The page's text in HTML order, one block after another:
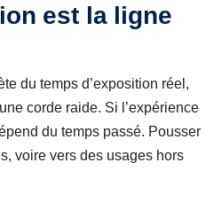
est la ligne
du temps d’exposition réel,
corde raide. Si l’expérience
du temps passé. Pousser
voire vers des usages hors